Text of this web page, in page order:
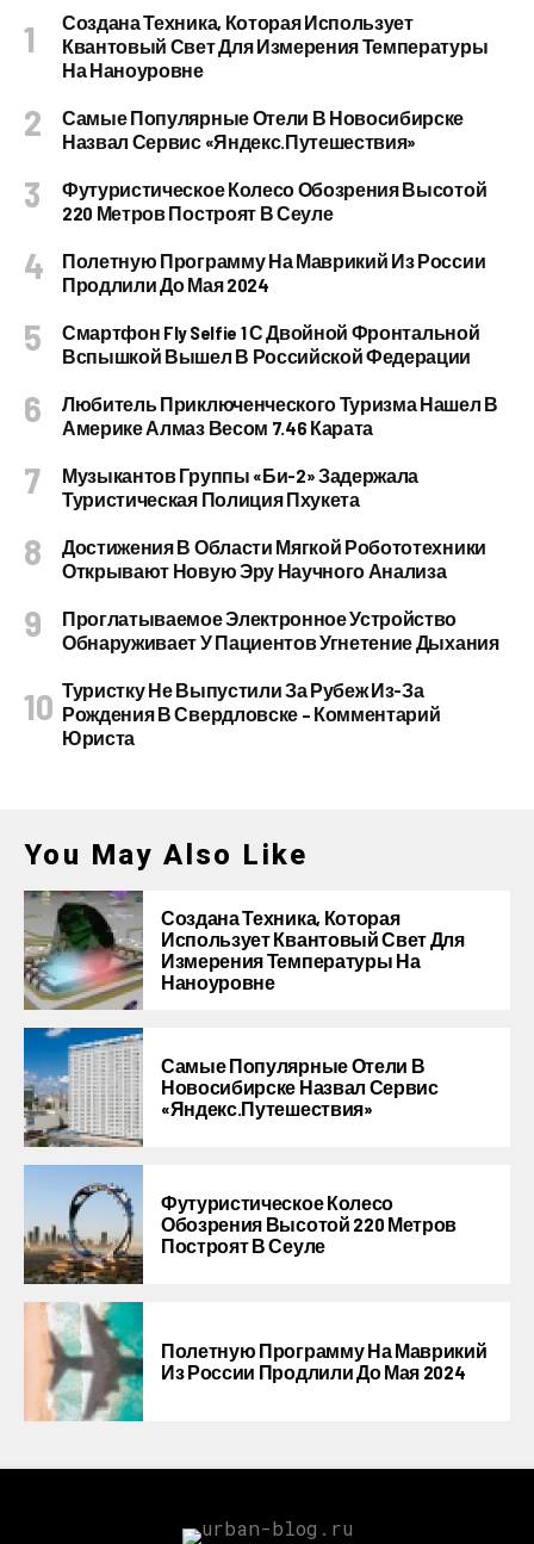
Создана Техника, Которая Использует
Квантовый Свет Для Измерения Температуры
На Наноуровне
Самые Популярные Отели В Новосибирске
Назвал Сервис «Яндекс.Путешествия»
Футуристическое Колесо Обозрения Высотой
220 Метров Построят В Сеуле
Полетную Программу На Маврикий Из России
Продлили До Мая 2024
Смартфон Fly Selfie 1 С Двойной Фронтальной
Вспышкой Вышел В Российской Федерации
Любитель Приключенческого Туризма Нашел В
Америке Алмаз Весом 7.46 Карата
Музыкантов Группы «Би-2» Задержала
Туристическая Полиция Пхукета
Достижения В Области Мягкой Робототехники
Открывают Новую Эру Научного Анализа
Проглатываемое Электронное Устройство
Обнаруживает У Пациентов Угнетение Дыхания
Туристку Не Выпустили За Рубеж Из-За
Рождения В Свердловске – Комментарий
Юриста
You May Also Like
Создана Техника, Которая
Использует Квантовый Свет Для
Измерения Температуры На
Наноуровне
Самые Популярные Отели В
Новосибирске Назвал Сервис
«Яндекс.Путешествия»
Футуристическое Колесо
Обозрения Высотой 220 Метров
Построят В Сеуле
Полетную Программу На Маврикий
Из России Продлили До Мая 2024